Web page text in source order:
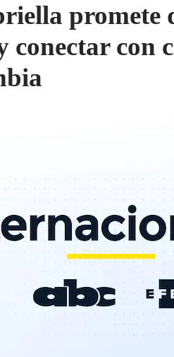
promete
conectar con